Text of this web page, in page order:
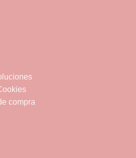
compra